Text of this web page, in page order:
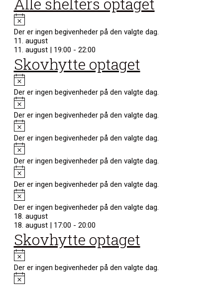
Notice
Der er ingen begivenheder på den valgte dag.
11. august
11. august | 19:00 - 22:00
Skovhytte optaget
Notice
Der er ingen begivenheder på den valgte dag.
Notice
Der er ingen begivenheder på den valgte dag.
Notice
Der er ingen begivenheder på den valgte dag.
Notice
Der er ingen begivenheder på den valgte dag.
Notice
Der er ingen begivenheder på den valgte dag.
Notice
Der er ingen begivenheder på den valgte dag.
18. august
18. august | 17:00 - 20:00
Skovhytte optaget
Notice
Der er ingen begivenheder på den valgte dag.
Notice